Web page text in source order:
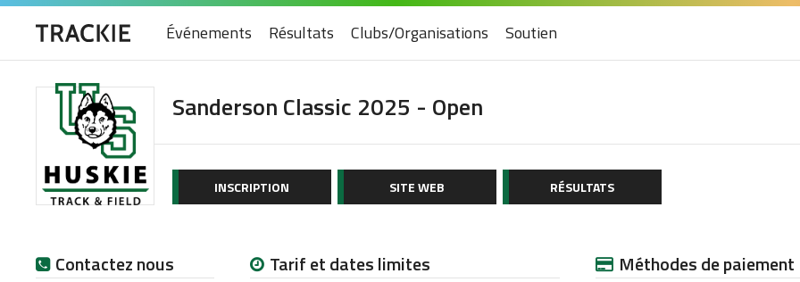
Événements Résultats Clubs/Organisations Soutien
Sanderson Classic 2025 - Open
INSCRIPTION SITE WEB RÉSULTATS
Tarif et dates limites Méthodes de paiement
Contactez nous